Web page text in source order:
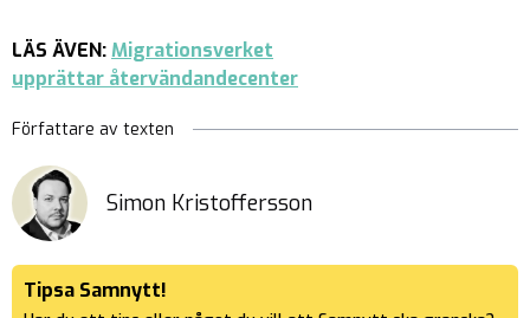
LÄS ÄVEN:Migrationsverket
upprättar återvändandecenter
Författare av texten
Simon Kristoffersson
Tipsa Samnytt!